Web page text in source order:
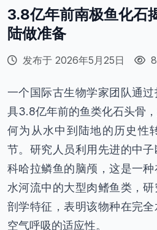
3.8亿年前南极鱼化石
陆做准备
发布于 2026年5月25日
一个国际古生物学家团队通
具3.8亿年前的鱼类化石头骨
何为从水中到陆地的历史性
节。研究人员利用先进的中
科哈拉鳞鱼的脑颅，这是一
水河流中的大型肉鳍鱼类，
剖学特征，表明该物种在完
空气呼吸的适应性。